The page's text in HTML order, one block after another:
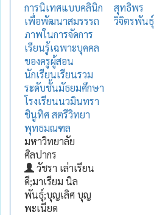
การนิเทศแบบคลินิก
เพื่อพัฒนาสมรรรถ
ภาพในการจัดการ
เรียนรู้เฉพาะบุคคล
ของครูผู้สอน
นักเรียนเรียนรวม
ระดับชั้นมัธยมศึกษา
โรงเรียนนวมินทรา
ชินูทิศ สตรีวิทยา
พุทธมณฑล
มหาวิทยาลัย
ศิลปากร
วัชรา เล่าเรียน
ดี;มาเรียม นิล
พันธุ์;บุญเลิศ บุญ
พะเนียด
สุทธิพร
วิจิตรพันธุ์